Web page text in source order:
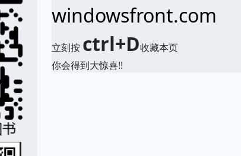
windowsfront.com
立刻按 ctrl+D收藏本页
你会得到大惊喜!!